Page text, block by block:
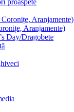
Aranjamente)
Aranjamente)
Day/Dragobete